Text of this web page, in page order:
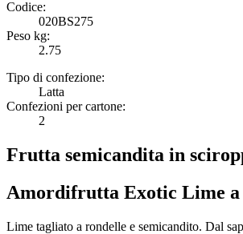
Codice:
020BS275
Peso kg:
2.75
Tipo di confezione:
Latta
Confezioni per cartone:
2
Frutta semicandita in
Amordifrutta Exotic Lime a
Lime tagliato a rondelle e semicandito. Dal